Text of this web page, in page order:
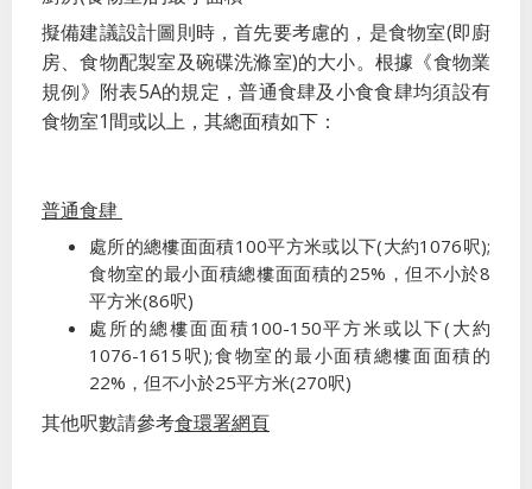
擬備建議設計圖則時，首先要考慮的，是食物室(即廚
房、食物配製室及碗碟洗滌室)的大小。根據《食物業
規例》附表5A的規定，普通食肆及小食食肆均須設有
食物室1 間或以上，其總面積如下：
普通食肆
處所的總樓面面積100平方米或以下(大約1076呎);
食物室的最小面積總樓面面積的25% ，但不小於8
平方米(86呎)
處所的總樓面面積100-150平方米或以下( 大約
1076-1615 呎 );食物室的最小面積總樓面面積的
22% ，但不小於25平方米(270呎)
其他呎數請參考食環署網頁